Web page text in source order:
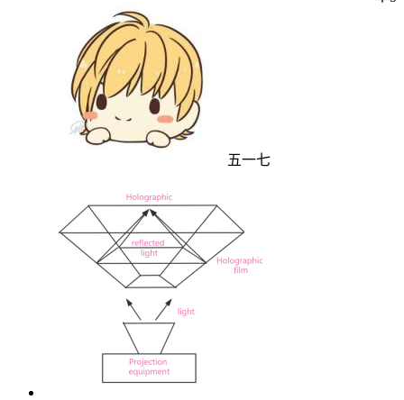
五一七